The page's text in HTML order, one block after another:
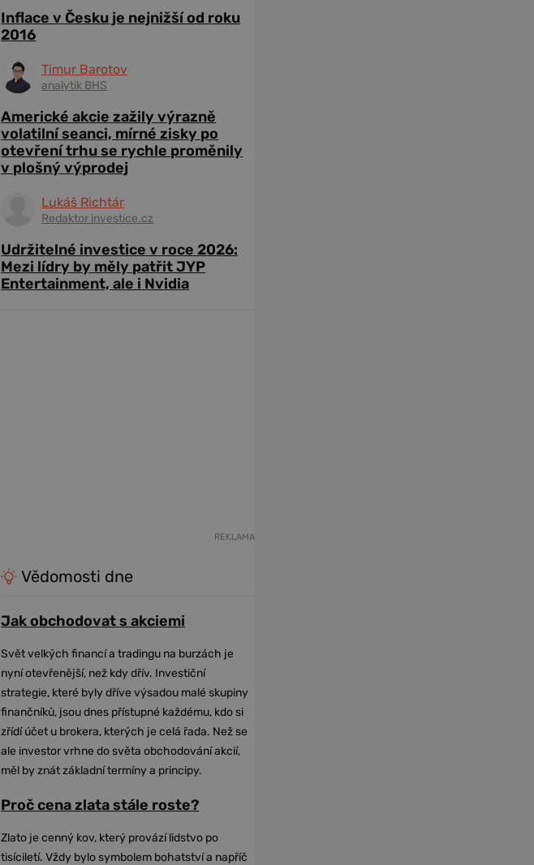
Inflace v Česku je nejnižší od roku
2016
Timur Barotov
analytik BHS
Americké akcie zažily výrazně
volatilní seanci, mírné zisky po
otevření trhu se rychle proměnily
v plošný výprodej
Lukáš Richtár
Redaktor investice.cz
Udržitelné investice v roce 2026:
Mezi lídry by měly patřit JYP
Entertainment, ale i Nvidia
REKLAMA
Vědomosti dne
Jak obchodovat s akciemi
Svět velkých financí a tradingu na burzách je
nyní otevřenější, než kdy dřív. Investiční
strategie, které byly dříve výsadou malé skupiny
finančníků, jsou dnes přístupné každému, kdo si
zřídí účet u brokera, kterých je celá řada. Než se
ale investor vrhne do světa obchodování akcií,
měl by znát základní termíny a principy.
Proč cena zlata stále roste?
Zlato je cenný kov, který provází lidstvo po
tisíciletí. Vždy bylo symbolem bohatství a napříč